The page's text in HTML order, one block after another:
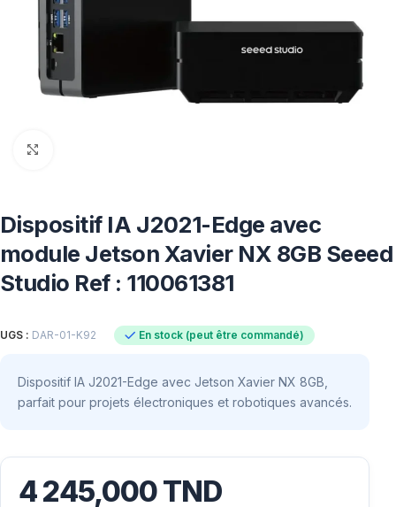
Dispositif IA J2021-Edge avec
module Jetson Xavier NX 8GB Seeed
Studio Ref : 110061381
UGS : DAR-01-K92 En stock (peut être commandé)
Dispositif IA J2021-Edge avec Jetson Xavier NX 8GB,
parfait pour projets électroniques et robotiques avancés.
4 245,000TND